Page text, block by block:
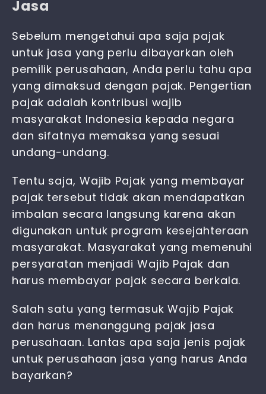
Jasa
Sebelum mengetahui apa saja pajak
untuk jasa yang perlu dibayarkan oleh
pemilik perusahaan, Anda perlu tahu apa
yang dimaksud dengan pajak. Pengertian
pajak adalah kontribusi wajib
masyarakat Indonesia kepada negara
dan sifatnya memaksa yang sesuai
undang-undang.
Tentu saja, Wajib Pajak yang membayar
pajak tersebut tidak akan mendapatkan
imbalan secara langsung karena akan
digunakan untuk program kesejahteraan
masyarakat. Masyarakat yang memenuhi
persyaratan menjadi Wajib Pajak dan
harus membayar pajak secara berkala.
Salah satu yang termasuk Wajib Pajak
dan harus menanggung pajak jasa
perusahaan. Lantas apa saja jenis pajak
untuk perusahaan jasa yang harus Anda
bayarkan?